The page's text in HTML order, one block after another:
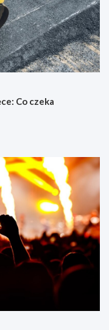
Co czeka